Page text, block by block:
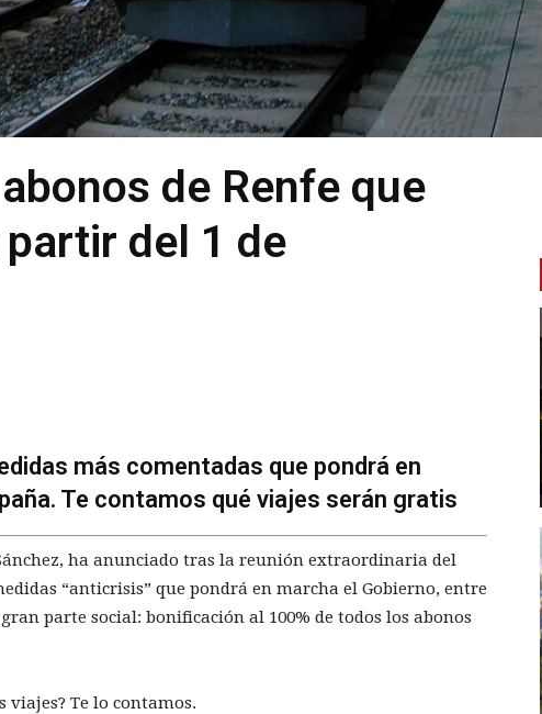
de Renfe que
del 1 de
más comentadas que pondrá en
Te contamos qué viajes serán gratis
ha anunciado tras la reunión extraordinaria del
“anticrisis” que pondrá en marcha el Gobierno, entre
parte social: bonificación al 100% de todos los abonos
viajes? Te lo contamos.